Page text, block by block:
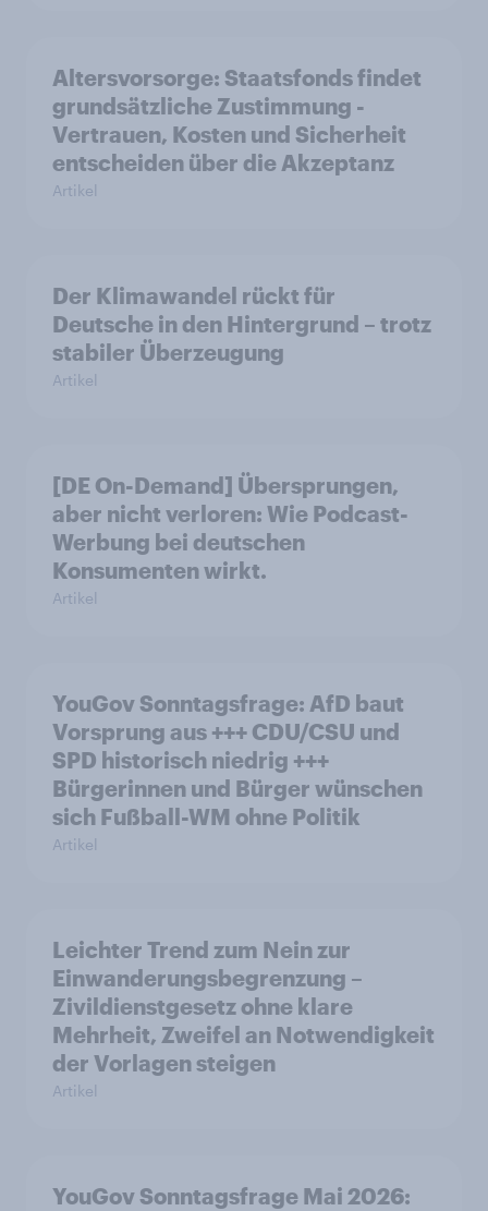
Altersvorsorge: Staatsfonds findet
grundsätzliche Zustimmung -
Vertrauen, Kosten und Sicherheit
entscheiden über die Akzeptanz
Artikel
Der Klimawandel rückt für
Deutsche in den Hintergrund – trotz
stabiler Überzeugung
Artikel
[DE On-Demand] Übersprungen,
aber nicht verloren: Wie Podcast-
Werbung bei deutschen
Konsumenten wirkt.
Artikel
YouGov Sonntagsfrage: AfD baut
Vorsprung aus +++ CDU/CSU und
SPD historisch niedrig +++
Bürgerinnen und Bürger wünschen
sich Fußball-WM ohne Politik
Artikel
Leichter Trend zum Nein zur
Einwanderungsbegrenzung –
Zivildienstgesetz ohne klare
Mehrheit, Zweifel an Notwendigkeit
der Vorlagen steigen
Artikel
YouGov Sonntagsfrage Mai 2026: